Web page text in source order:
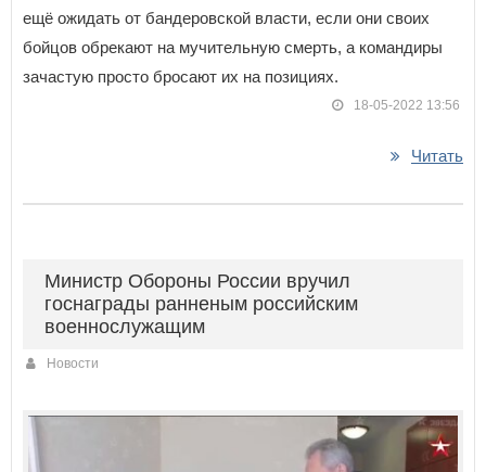
ещё ожидать от бандеровской власти, если они своих
бойцов обрекают на мучительную смерть, а командиры
зачастую просто бросают их на позициях.
18-05-2022 13:56
Читать
Министр Обороны России вручил
госнаграды ранненым российским
военнослужащим
Новости